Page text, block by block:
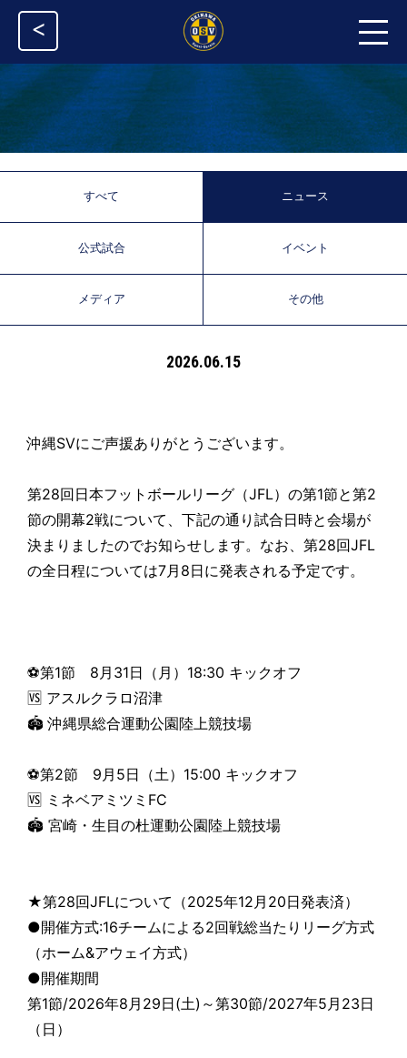
<
すべて ニュース
公式試合 イベント
メディア その他
2026.06.15
沖縄SVにご声援ありがとうございます。
第28回日本フットボールリーグ（JFL）の第1節と第2
節の開幕2戦について、下記の通り試合日時と会場が
決まりましたのでお知らせします。なお、第28回JFL
の全日程については7月8日に発表される予定です。
⚽第1節 8月31日（月）18:30 キックオフ
🆚 アスルクラロ沼津
🏟 沖縄県総合運動公園陸上競技場
⚽第2節 9月5日（土）15:00 キックオフ
🆚 ミネベアミツミFC
🏟 宮崎・生目の杜運動公園陸上競技場
★第28回JFLについて（2025年12月20日発表済）
●開催方式:16チームによる2回戦総当たりリーグ方式
（ホーム&アウェイ方式）
●開催期間
第1節/2026年8月29日(土)～第30節/2027年5月23日
（日）